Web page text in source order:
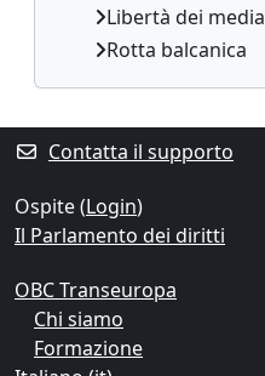
Libertà dei media
Rotta balcanica
Contatta il supporto
Ospite (Login)
Il Parlamento dei diritti
OBC Transeuropa
Chi siamo
Formazione